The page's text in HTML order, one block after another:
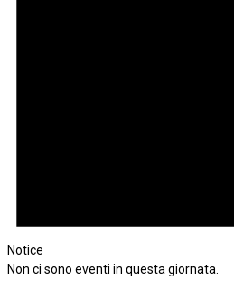
Notice
Non ci sono eventi in questa giornata.